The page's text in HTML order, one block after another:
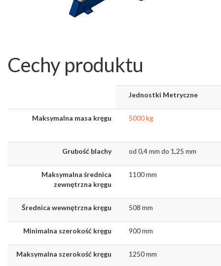
Cechy produktu
Jednostki Metryczne
Maksymalna masa kręgu 5000 kg
Grubość blachy od 0,4 mm do 1,25 mm
Maksymalna średnica
zewnętrzna kręgu
1100 mm
Średnica wewnętrzna kręgu 508 mm
Minimalna szerokość kręgu 900 mm
Maksymalna szerokość kręgu 1250 mm